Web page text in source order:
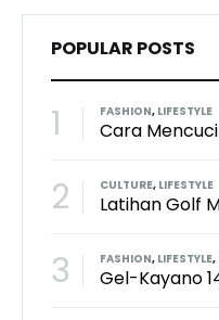
POPULAR POSTS
1 FASHION, LIFESTYLE
2 CULTURE, LIFESTYLE
3 FASHION, LIFESTYLE,